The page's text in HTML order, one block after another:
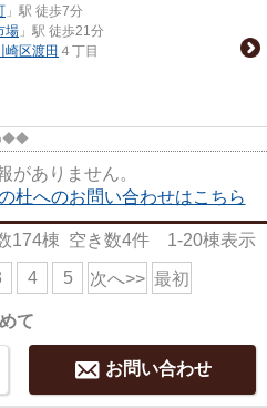
」駅 徒歩7分
場 」駅 徒歩21分
崎区渡田 ４丁目
◆◆
がありません。
杜へのお問い合わせはこちら
174棟 空き数4件 1-20棟表示
4 5 次へ>> 最初
て
お問い合わせ